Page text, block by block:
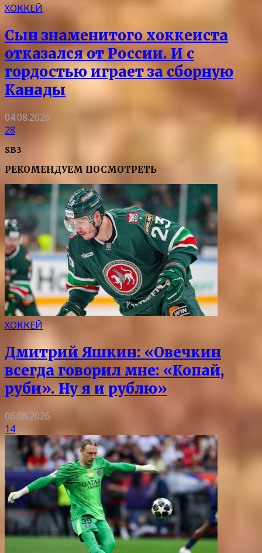
ХОККЕЙ
Сын знаменитого хоккеиста
отказался от России. И с
гордостью играет за сборную
Канады
04.08.2026
28
SB3
РЕКОМЕНДУЕМ ПОСМОТРЕТЬ
ХОККЕЙ
Дмитрий Яшкин: «Овечкин
всегда говорил мне: «Копай,
руби». Ну я и рублю»
06.08.2026
14